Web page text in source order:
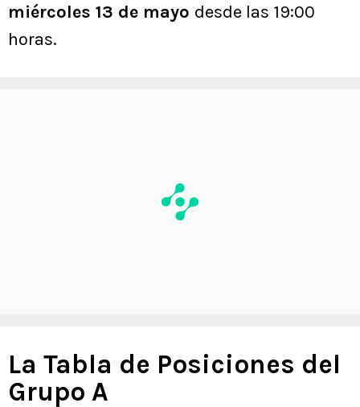
miércoles 13 de mayo desde las 19:00
horas.
La Tabla de Posiciones del
Grupo A